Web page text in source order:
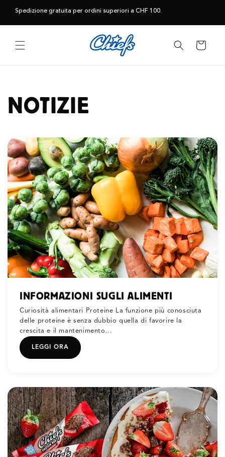
direttamente
Spedizione gratuita per ordini superiori a CHF 100.
Carrello
NOTIZIE
INFORMAZIONI SUGLI ALIMENTI
Curiosità alimentari Proteine La funzione più conosciuta
delle proteine è senza dubbio quella di favorire la
crescita e il mantenimento...
LEGGI ORA